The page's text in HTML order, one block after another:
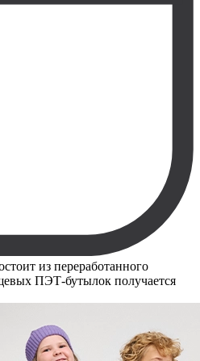
из переработанного
ПЭТ-бутылок получается